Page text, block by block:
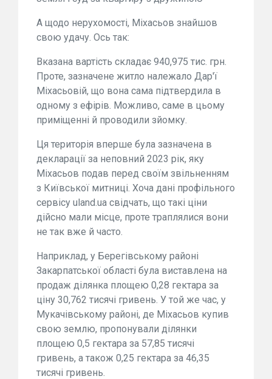
А щодо нерухомості, Міхасьов знайшов
свою удачу. Ось так:
Вказана вартість складає 940,975 тис. грн.
Проте, зазначене житло належало Дар'ї
Міхасьовій, що вона сама підтвердила в
одному з ефірів. Можливо, саме в цьому
приміщенні й проводили зйомку.
Ця територія вперше була зазначена в
декларації за неповний 2023 рік, яку
Міхасьов подав перед своїм звільненням
з Київської митниці. Хоча дані профільного
сервісу uland.ua свідчать, що такі ціни
дійсно мали місце, проте траплялися вони
не так вже й часто.
Наприклад, у Берегівському районі
Закарпатської області була виставлена на
продаж ділянка площею 0,28 гектара за
ціну 30,762 тисячі гривень. У той же час, у
Мукачівському районі, де Міхасьов купив
свою землю, пропонували ділянки
площею 0,5 гектара за 57,85 тисячі
гривень, а також 0,25 гектара за 46,35
тисячі гривень.